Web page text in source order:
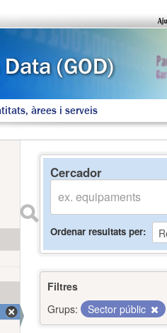
àrees i serveis
Cercador
Ordenar resultats per
Filtres
Grups:
Sector públic